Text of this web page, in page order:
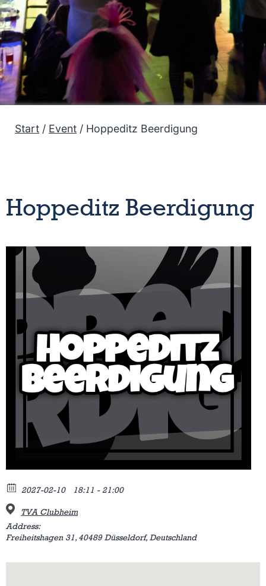
Start / Event / Hoppeditz Beerdigung
Hoppeditz Beerdigung
2027-02-10 18:11 - 21:00
TVA Clubheim
Address:
Freiheitshagen 31, 40489 Düsseldorf, Deutschland